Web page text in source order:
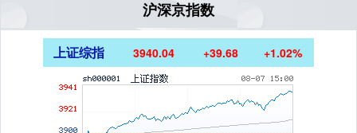
沪深京指数
上证综指 3940.04 +39.68 +1.02%